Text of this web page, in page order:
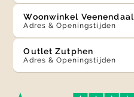
Woonwinkel Veenendaal
Adres & Openingstijden
Outlet Zutphen
Adres & Openingstijden